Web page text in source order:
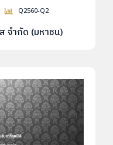
Q2560-Q2
จำกัด (มหาชน)